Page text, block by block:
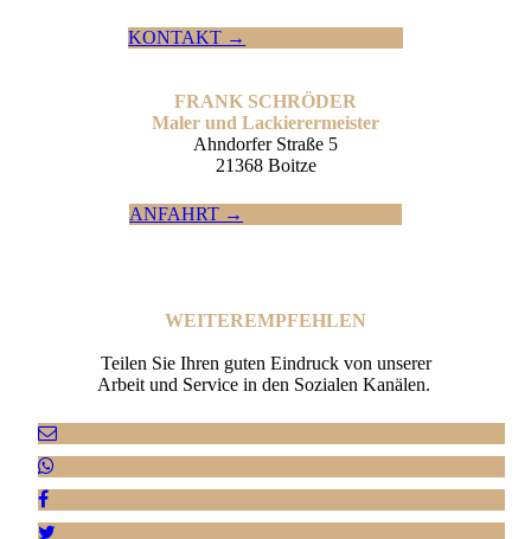
KONTAKT →
FRANK SCHRÖDER
Maler und Lackierermeister
Ahndorfer Straße 5
21368 Boitze
ANFAHRT →
WEITER­EMPFEHLEN
Teilen Sie Ihren guten Eindruck von unserer
Arbeit und Service in den Sozialen Kanälen.